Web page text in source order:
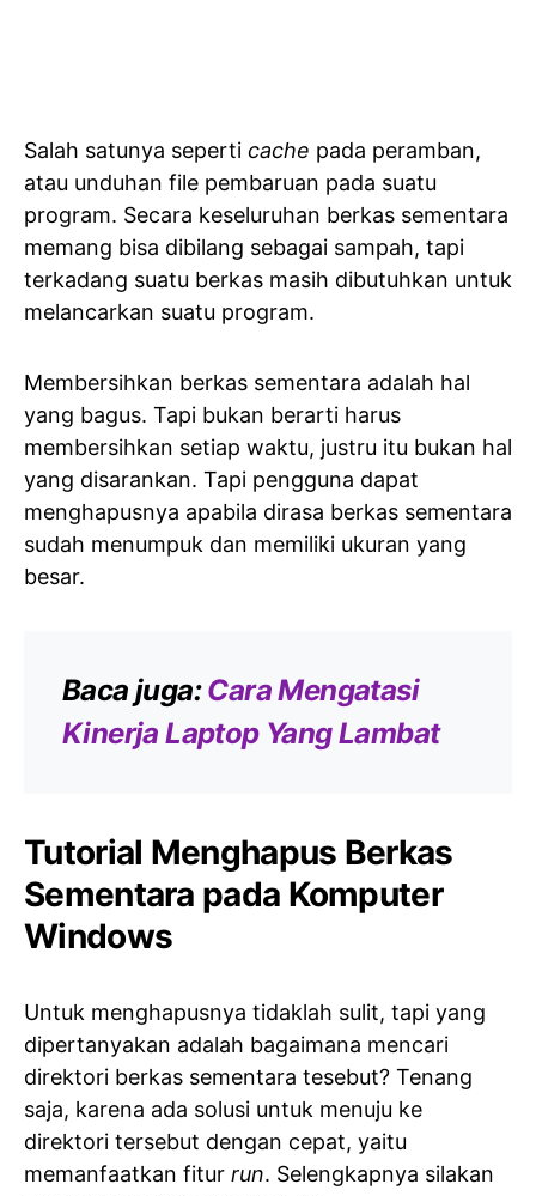
Salah satunya seperti cache pada peramban,
atau unduhan file pembaruan pada suatu
program. Secara keseluruhan berkas sementara
memang bisa dibilang sebagai sampah, tapi
terkadang suatu berkas masih dibutuhkan untuk
melancarkan suatu program.
Membersihkan berkas sementara adalah hal
yang bagus. Tapi bukan berarti harus
membersihkan setiap waktu, justru itu bukan hal
yang disarankan. Tapi pengguna dapat
menghapusnya apabila dirasa berkas sementara
sudah menumpuk dan memiliki ukuran yang
besar.
Baca juga:Cara Mengatasi
Kinerja Laptop Yang Lambat
Tutorial Menghapus Berkas
Sementara pada Komputer
Windows
Untuk menghapusnya tidaklah sulit, tapi yang
dipertanyakan adalah bagaimana mencari
direktori berkas sementara tesebut? Tenang
saja, karena ada solusi untuk menuju ke
direktori tersebut dengan cepat, yaitu
memanfaatkan fitur run. Selengkapnya silakan